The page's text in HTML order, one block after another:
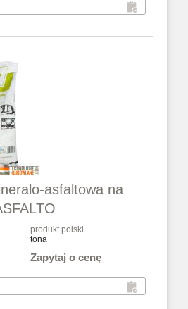
asfaltowa na
produkt polski
tona
Zapytaj o cenę